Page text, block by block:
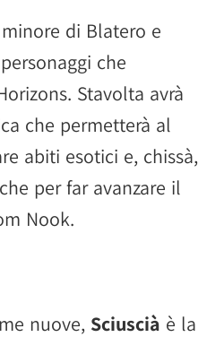
di Blatero e
che
Stavolta avrà
che permetterà al
abiti esotici e, chissà,
per far avanzare il
Nook.
nuove, Sciuscià è la